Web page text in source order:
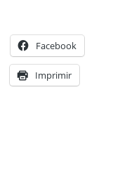
Facebook
Imprimir